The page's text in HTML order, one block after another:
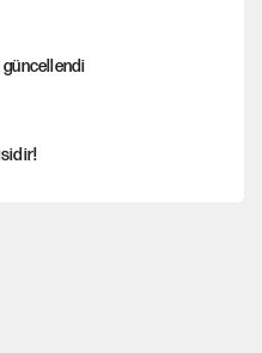
güncellendi